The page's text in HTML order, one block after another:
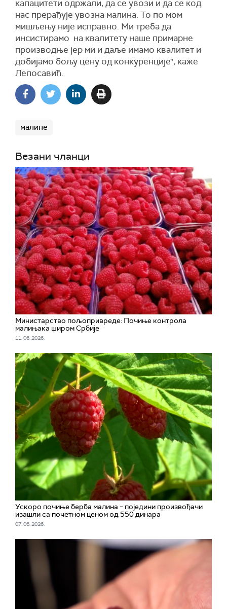
капацитети одржали, да се увози и да се код
нас прерађује увозна малина. То по мом
мишљењу није исправно. Ми треба да
инсистирамо на квалитету наше примарне
производње јер ми и даље имамо квалитет и
добијамо бољу цену од конкуренције", каже
Лепосавић.
малине
Везани чланци
Министарство пољопривреде: Почиње контрола
малињака широм Србије
11. 06. 2026.
Ускоро почиње берба малина – поједини произвођачи
изашли са почетном ценом од 550 динара
07. 06. 2026.